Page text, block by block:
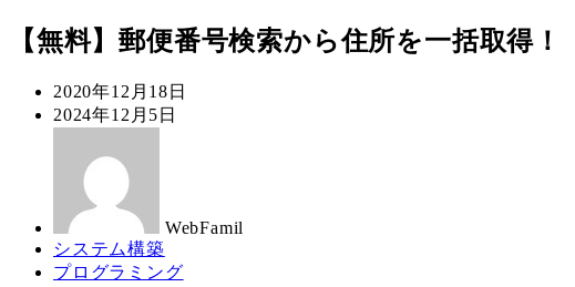
【無料】郵便番号検索から住所を一括取得！
投
稿
2020年12月18日
更
2024年12月5日
WebFamil
カ
テ
システム構築
カ
プログラミング